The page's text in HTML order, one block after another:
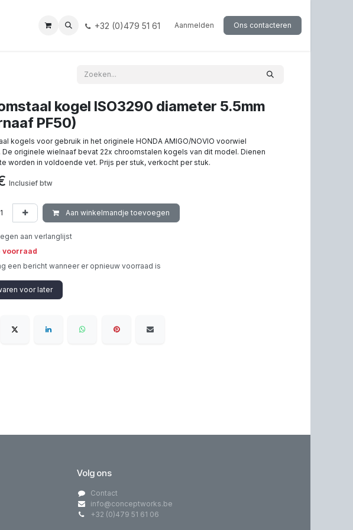
+32 (0)479 51 61 Aanmelden Ons contacteren
kogel ISO3290 diameter 5.5mm
PF50)
kogels voor gebruik in het originele HONDA AMIGO/NOVIO voorwiel
De originele wielnaaf bevat 22x chroomstalen kogels van dit model. Dienen
worden in voldoende vet. Prijs per stuk, verkocht per stuk.
Inclusief btw
Aan winkelmandje toevoegen
aan verlanglijst
voorraad
een bericht wanneer er opnieuw voorraad is
voor later
Volg ons
Contact
info@conceptworks.be
+32 (0)479 51 61 06